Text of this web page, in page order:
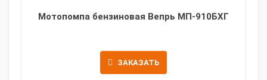
Мотопомпа бензиновая Вепрь МП-910БХГ
ЗАКАЗАТЬ